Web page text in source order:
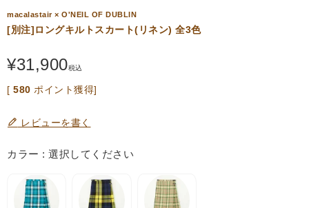
macalastair × O'NEIL OF DUBLIN
[別注]ロングキルトスカート(リネン) 全3色
¥31,900税込
[ 580 ポイント獲得]
レビューを書く
カラー 選択してください